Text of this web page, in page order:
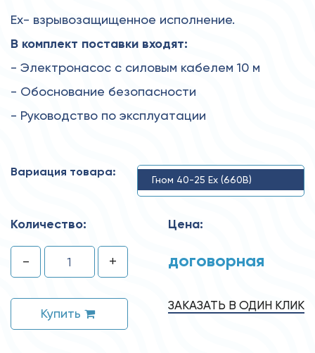
Ex- взрывозащищенное исполнение.
В комплект поставки входят:
- Электронасос с силовым кабелем 10 м
- Обоснование безопасности
- Руководство по эксплуатации
Вариация товара:
Гном 40-25 Ех (660В)
Количество:
- +
Купить
Цена:
договорная
ЗАКАЗАТЬ В ОДИН КЛИК